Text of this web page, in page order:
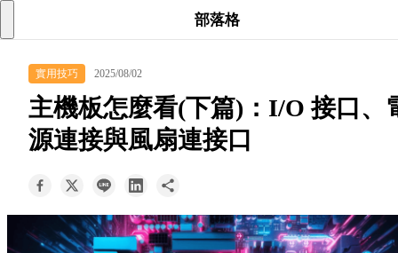
所有商品
keyboard_arrow_down
部落格
部落格
實用技巧 2025/08/02
主機板怎麼看(下篇)：I/O 接口、
源連接與風扇連接口